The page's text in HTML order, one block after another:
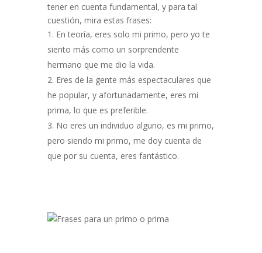
tener en cuenta fundamental, y para tal
cuestión, mira estas frases:
En teoría, eres solo mi primo, pero yo te
siento más como un sorprendente
hermano que me dio la vida.
Eres de la gente más espectaculares que
he popular, y afortunadamente, eres mi
prima, lo que es preferible.
No eres un individuo alguno, es mi primo,
pero siendo mi primo, me doy cuenta de
que por su cuenta, eres fantástico.